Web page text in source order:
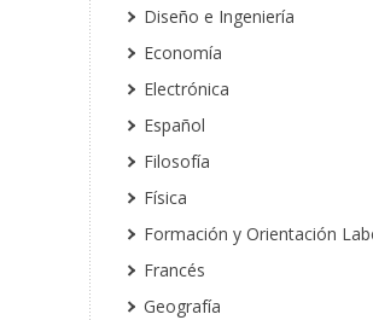
Diseño e Ingeniería
Economía
Electrónica
Español
Filosofía
Física
Formación y Orientación
Francés
Geografía